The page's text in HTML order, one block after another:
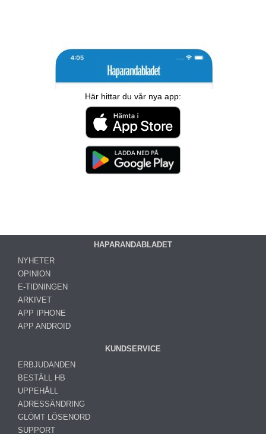
Här hittar du vår nya app:
HAPARANDABLADET
NYHETER
OPINION
E-TIDNINGEN
ARKIVET
APP IPHONE
APP ANDROID
KUNDSERVICE
ERBJUDANDEN
BESTÄLL HB
UPPEHÅLL
ADRESSÄNDRING
GLÖMT LÖSENORD
SUPPORT